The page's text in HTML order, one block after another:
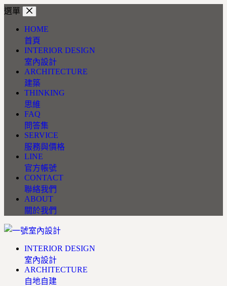
跳
選單
HOME
首頁
INTERIOR DESIGN
室內設計
ARCHITECTURE
建築
THINKING
思維
FAQ
問答集
SERVICE
服務與價格
LINE
官方帳號
CONTACT
聯絡我們
ABOUT
關於我們
INTERIOR DESIGN
室內設計
ARCHITECTURE
自地自建